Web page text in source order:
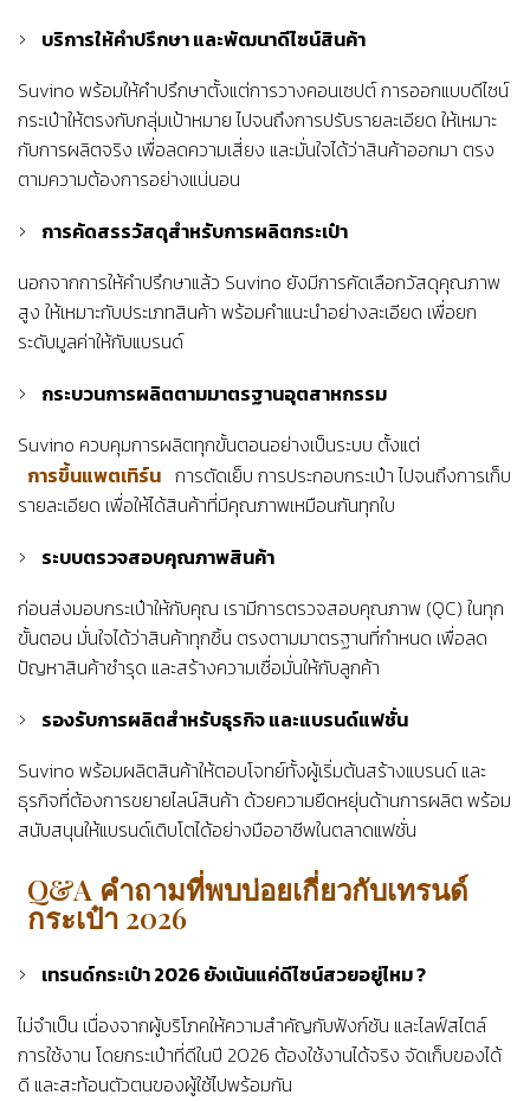
บริการให้คำปรึกษา และพัฒนาดีไซน์สินค้า
Suvino พร้อมให้คำปรึกษาตั้งแต่การวางคอนเซปต์ การออกแบบดีไซน์
กระเป๋าให้ตรงกับกลุ่มเป้าหมาย ไปจนถึงการปรับรายละเอียด ให้เหมาะ
กับการผลิตจริง เพื่อลดความเสี่ยง และมั่นใจได้ว่าสินค้าออกมา ตรง
ตามความต้องการอย่างแน่นอน
การคัดสรรวัสดุสำหรับการผลิตกระเป๋า
นอกจากการให้คำปรึกษาแล้ว Suvino ยังมีการคัดเลือกวัสดุคุณภาพ
สูง ให้เหมาะกับประเภทสินค้า พร้อมคำแนะนำอย่างละเอียด เพื่อยก
ระดับมูลค่าให้กับแบรนด์
กระบวนการผลิตตามมาตรฐานอุตสาหกรรม
Suvino ควบคุมการผลิตทุกขั้นตอนอย่างเป็นระบบ ตั้งแต่
การขึ้นแพตเทิร์น การตัดเย็บ การประกอบกระเป๋า ไปจนถึงการเก็บ
รายละเอียด เพื่อให้ได้สินค้าที่มีคุณภาพเหมือนกันทุกใบ
ระบบตรวจสอบคุณภาพสินค้า
ก่อนส่งมอบกระเป๋าให้กับคุณ เรามีการตรวจสอบคุณภาพ (QC) ในทุก
ขั้นตอน มั่นใจได้ว่าสินค้าทุกชิ้น ตรงตามมาตรฐานที่กำหนด เพื่อลด
ปัญหาสินค้าชำรุด และสร้างความเชื่อมั่นให้กับลูกค้า
รองรับการผลิตสำหรับธุรกิจ และแบรนด์แฟชั่น
Suvino พร้อมผลิตสินค้าให้ตอบโจทย์ทั้งผู้เริ่มต้นสร้างแบรนด์ และ
ธุรกิจที่ต้องการขยายไลน์สินค้า ด้วยความยืดหยุ่นด้านการผลิต พร้อม
สนับสนุนให้แบรนด์เติบโตได้อย่างมืออาชีพในตลาดแฟชั่น
Q&A คำถามที่พบบ่อยเกี่ยวกับเทรนด์
กระเป๋า 2026
เทรนด์กระเป๋า 2026 ยังเน้นแค่ดีไซน์สวยอยู่ไหม ?
ไม่จำเป็น เนื่องจากผู้บริโภคให้ความสำคัญกับฟังก์ชัน และไลฟ์สไตล์
การใช้งาน โดยกระเป๋าที่ดีในปี 2026 ต้องใช้งานได้จริง จัดเก็บของได้
ดี และสะท้อนตัวตนของผู้ใช้ไปพร้อมกัน